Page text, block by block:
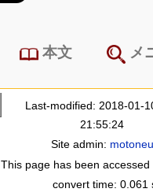
本文 メ
Last-modified: 2018-01-
21:55:24
Site admin:
This page has been accessed
convert time: 0.061